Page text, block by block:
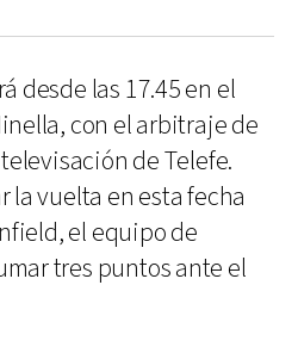
desde las 17.45 en el
con el arbitraje de
de Telefe.
vuelta en esta fecha
el equipo de
tres puntos ante el